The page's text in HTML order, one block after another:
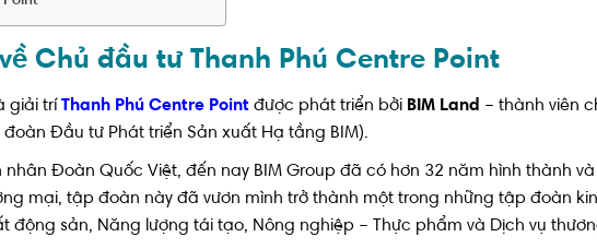
Chủ đầu tư Thanh Phú Centre Point
giải trí Thanh Phú Centre Point được phát triển bởi BIM Land – thành viên
Đầu tư Phát triển Sản xuất Hạ tầng BIM).
Đoàn Quốc Việt, đến nay BIM Group đã có hơn 32 năm hình thành
mại, tập đoàn này đã vươn mình trở thành một trong những tập đoàn
động sản, Năng lượng tái tạo, Nông nghiệp – Thực phẩm và Dịch vụ